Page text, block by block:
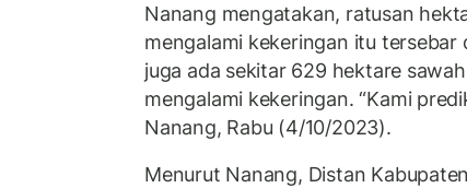
Nanang mengatakan, ratusan
mengalami kekeringan itu tersebar
juga ada sekitar 629 hektare
mengalami kekeringan. “Kami
Nanang, Rabu (4/10/2023).
Menurut Nanang, Distan